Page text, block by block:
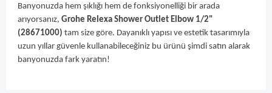
Banyonuzda hem şıklığı hem de fonksiyonelliği bir arada
arıyorsanız, Grohe Relexa Shower Outlet Elbow 1/2"
(28671000) tam size göre. Dayanıklı yapısı ve estetik tasarımıyla
uzun yıllar güvenle kullanabileceğiniz bu ürünü şimdi satın alarak
banyonuzda fark yaratın!